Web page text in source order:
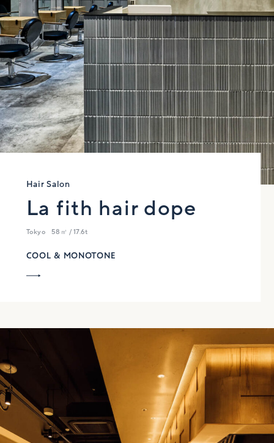
Hair Salon
La fith hair dope
Tokyo 58㎡ / 17.6t
COOL & MONOTONE